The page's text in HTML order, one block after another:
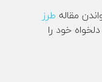
مقاله طرز
خود را